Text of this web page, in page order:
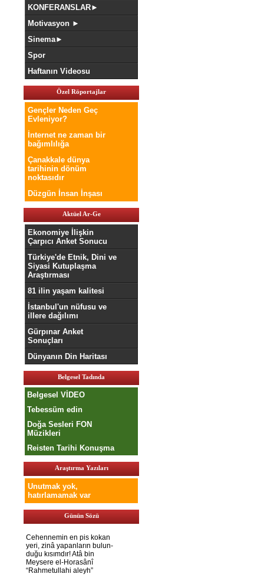
KONFERANSLAR►
Motivasyon ►
Sinema►
Spor
Haftanın Videosu
Özel Röportajlar
Gençler Neden Geç
Evleniyor?
İnternet ne zaman bir
bağımlılığa
Çanakkale dünya
tarihinin dönüm
noktasıdır
Düzgün İnsan İnşası
Aktüel Ar-Ge
Ekonomiye İlişkin
Çarpıcı Anket Sonucu
Türkiye'de Etnik, Dini ve
Siyasi Kutuplaşma
Araştırması
81 ilin yaşam kalitesi
İstanbul'un nüfusu ve
illere dağılımı
Gürpınar Anket
Sonuçları
Dünyanın Din Haritası
Belgesel Tadında
Belgesel VİDEO
Tebessüm edin
Doğa Sesleri FON
Müzikleri
Reisten Tarihi Konuşma
Araştırma Yazıları
Unutmak yok,
hatırlamamak var
Günün Sözü